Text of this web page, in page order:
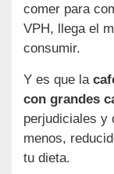
comer para
VPH, llega el
consumir.
Y es que la
con grandes
perjudiciales y
menos,
tu dieta.